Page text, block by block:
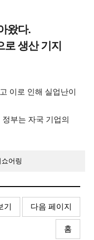
왔다.
생산 기지
이로 인해 실업난이
부는 자국 기업의
쇼어링
기 다음 페이지
홈